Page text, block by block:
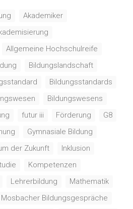
Akademiker
Allgemeine Hochschulreife
Bildungslandschaft
Bildungsstandards
Bildungswesens
futur iii Förderung
G8
Gymnasiale Bildung
der Zukunft
Inklusion
Kompetenzen
Lehrerbildung
Mathematik
Mosbacher Bildungsgespräche